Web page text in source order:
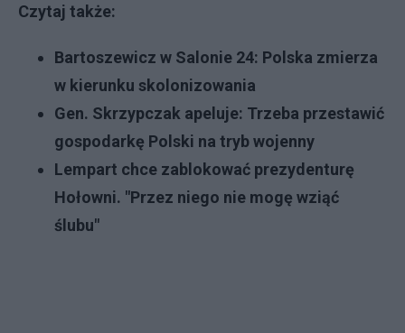
Czytaj także:
Bartoszewicz w Salonie 24: Polska zmierza
w kierunku skolonizowania
Gen. Skrzypczak apeluje: Trzeba przestawić
gospodarkę Polski na tryb wojenny
Lempart chce zablokować prezydenturę
Hołowni. "Przez niego nie mogę wziąć
ślubu"